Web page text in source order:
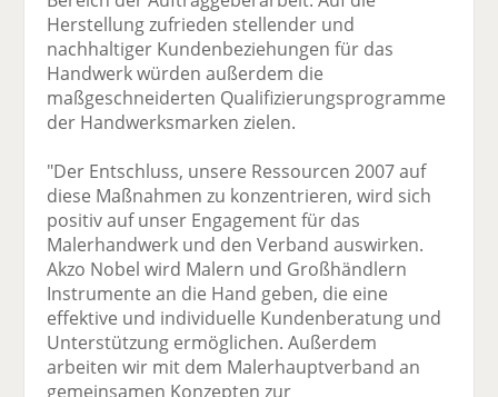
Herstellung zufrieden stellender und
nachhaltiger Kundenbeziehungen für das
Handwerk würden außerdem die
maßgeschneiderten Qualifizierungsprogramme
der Handwerksmarken zielen.
"Der Entschluss, unsere Ressourcen 2007 auf
diese Maßnahmen zu konzentrieren, wird sich
positiv auf unser Engagement für das
Malerhandwerk und den Verband auswirken.
Akzo Nobel wird Malern und Großhändlern
Instrumente an die Hand geben, die eine
effektive und individuelle Kundenberatung und
Unterstützung ermöglichen. Außerdem
arbeiten wir mit dem Malerhauptverband an
gemeinsamen Konzepten zur